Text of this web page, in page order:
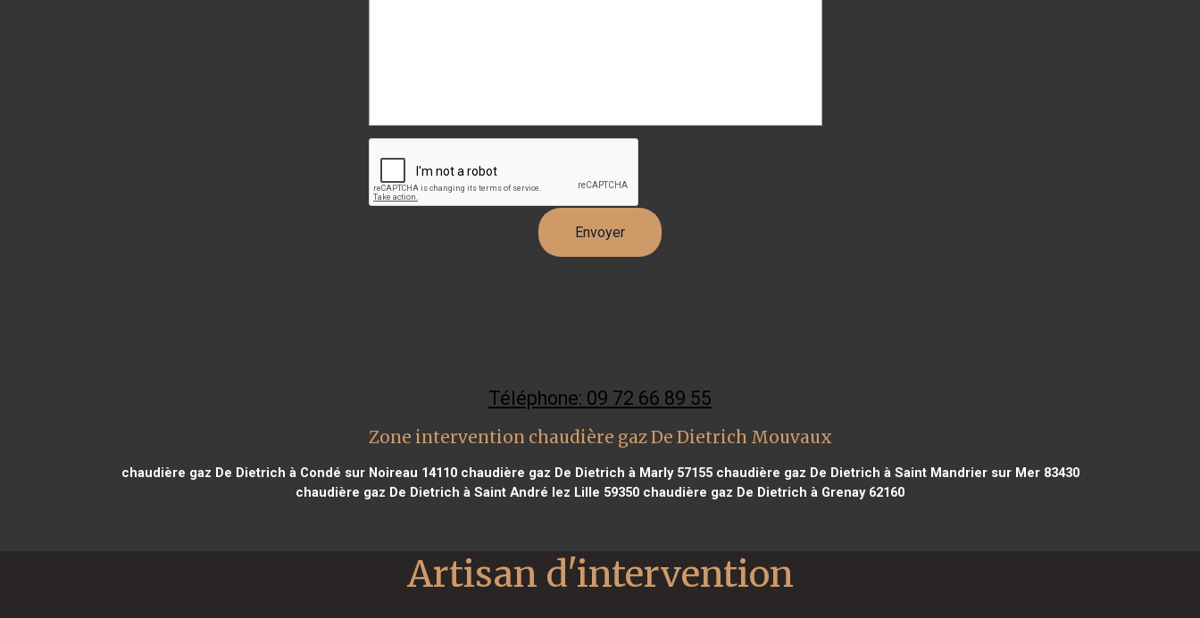
Téléphone: 09 72 66 89 55
Zone intervention chaudière gaz De Dietrich Mouvaux
chaudière gaz De Dietrich à Condé sur Noireau 14110chaudière gaz De Dietrich à Marly 57155chaudière gaz De Dietrich à Saint Mandrier sur Mer 83430
chaudière gaz De Dietrich à Saint André lez Lille 59350 chaudière gaz De Dietrich à Grenay 62160
Artisan d'intervention